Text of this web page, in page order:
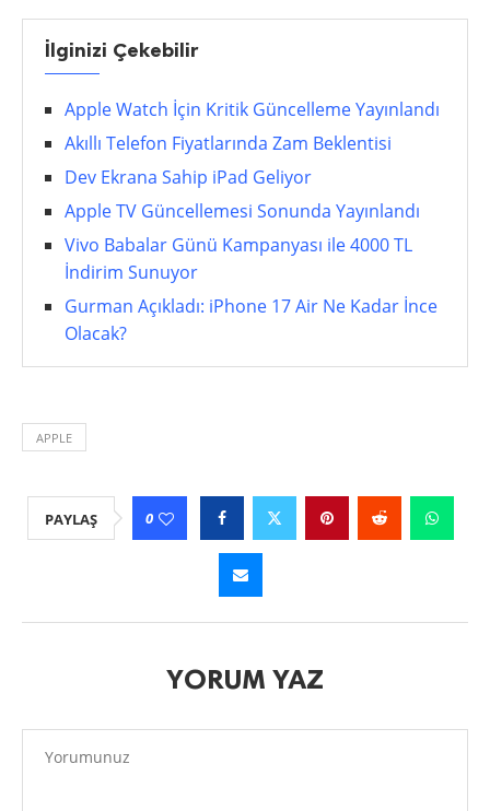
İlginizi Çekebilir
Apple Watch İçin Kritik Güncelleme Yayınlandı
Akıllı Telefon Fiyatlarında Zam Beklentisi
Dev Ekrana Sahip iPad Geliyor
Apple TV Güncellemesi Sonunda Yayınlandı
Vivo Babalar Günü Kampanyası ile 4000 TL
İndirim Sunuyor
Gurman Açıkladı: iPhone 17 Air Ne Kadar İnce
Olacak?
APPLE
PAYLAŞ 0
YORUM YAZ